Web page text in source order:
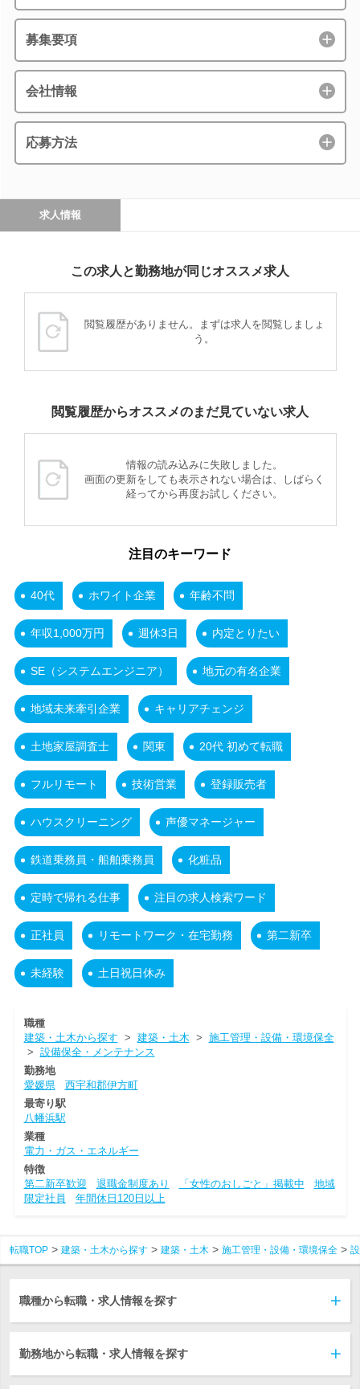
募集要項
会社情報
応募方法
求人情報
この求人と勤務地が同じオススメ求人
閲覧履歴がありません。まずは求人を閲覧しましょ
う。
閲覧履歴からオススメのまだ見ていない求人
情報の読み込みに失敗しました。
画面の更新をしても表示されない場合は、しばらく
経ってから再度お試しください。
注目のキーワード
40代 ホワイト企業 年齢不問
年収1,000万円 週休3日 内定とりたい
SE（システムエンジニア） 地元の有名企業
地域未来牽引企業 キャリアチェンジ
土地家屋調査士 関東 20代 初めて転職
フルリモート 技術営業 登録販売者
ハウスクリーニング 声優マネージャー
鉄道乗務員・船舶乗務員 化粧品
定時で帰れる仕事 注目の求人検索ワード
正社員 リモートワーク・在宅勤務 第二新卒
未経験 土日祝日休み
職種
建築・土木から探す > 建築・土木 > 施工管理・設備・環境保全
> 設備保全・メンテナンス
勤務地
愛媛県
西宇和郡伊方町
最寄り駅
八幡浜駅
業種
電力・ガス・エネルギー
特徴
第二新卒歓迎
退職金制度あり 「女性のおしごと」掲載中
地域
限定社員
年間休日120日以上
転職TOP 建築・土木から探す 建築・土木 施工管理・設備・環境保全
職種から転職・求人情報を探す
勤務地から転職・求人情報を探す